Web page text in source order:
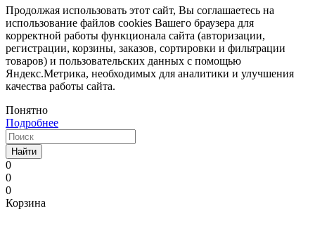
Продолжая использовать этот сайт, Вы соглашаетесь на
использование файлов cookies Вашего браузера для
корректной работы функционала сайта (авторизации,
регистрации, корзины, заказов, сортировки и фильтрации
товаров) и пользовательских данных с помощью
Яндекс.Метрика, необходимых для аналитики и улучшения
качества работы сайта.
Понятно
Подробнее
Найти
0
0
0
Корзина